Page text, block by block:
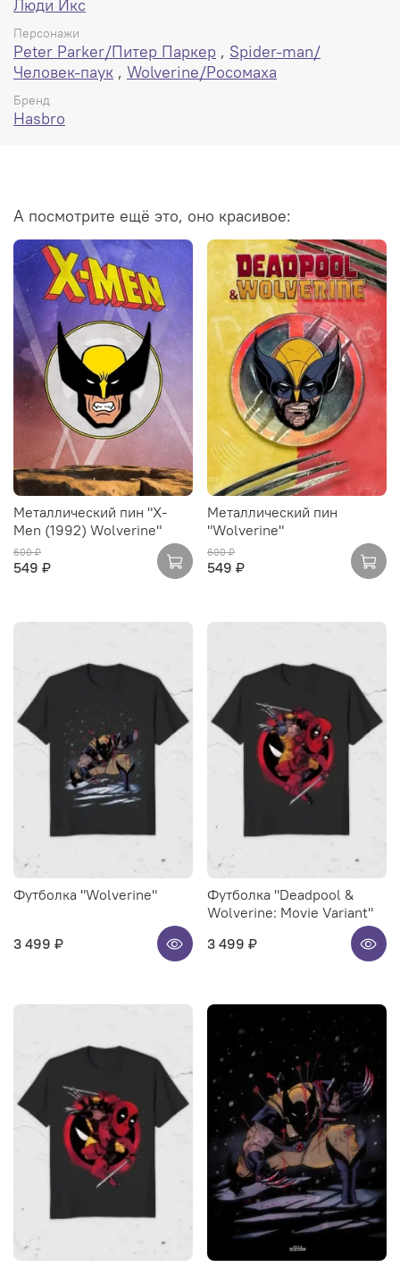
.
Люди Икс
Персонажи
Peter Parker/Питер Паркер , Spider-man/
Человек-паук , Wolverine/Росомаха
Бренд
Hasbro
А посмотрите ещё это, оно красивое:
Металлический пин "X-
Men (1992) Wolverine"
600 ₽
549 ₽
Металлический пин
"Wolverine"
600 ₽
549 ₽
Футболка "Wolverine"
3 499 ₽
Футболка "Deadpool &
Wolverine: Movie Variant"
3 499 ₽